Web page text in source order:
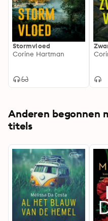
Stormvloed
Corine Hartman
Anderen begonnen
titels